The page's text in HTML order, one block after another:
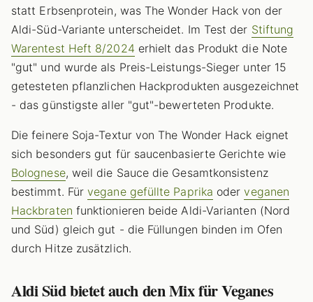
statt Erbsenprotein, was The Wonder Hack von der
Aldi-Süd-Variante unterscheidet. Im Test der Stiftung
Warentest Heft 8/2024 erhielt das Produkt die Note
"gut" und wurde als Preis-Leistungs-Sieger unter 15
getesteten pflanzlichen Hackprodukten ausgezeichnet
- das günstigste aller "gut"-bewerteten Produkte.
Die feinere Soja-Textur von The Wonder Hack eignet
sich besonders gut für saucenbasierte Gerichte wie
Bolognese, weil die Sauce die Gesamtkonsistenz
bestimmt. Fürvegane gefüllte Paprika oderveganen
Hackbraten funktionieren beide Aldi-Varianten (Nord
und Süd) gleich gut - die Füllungen binden im Ofen
durch Hitze zusätzlich.
Aldi Süd bietet auch den Mix für Veganes